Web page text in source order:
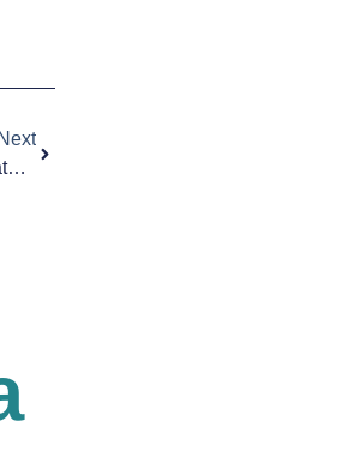
Next
Bambini: Scoliosi, Ginocchia A X E Piede Piatto Le Patologie Più Comuni Del Sistema Scheletrico